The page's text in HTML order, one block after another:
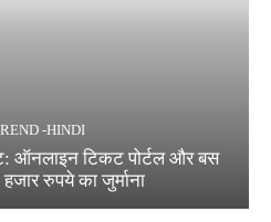
-HINDI
ऑनलाइन टिकट पोर्टल और बस
रुपये का जुर्माना